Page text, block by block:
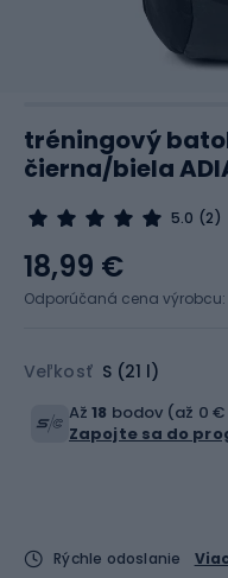
tréningový
čierna/biela
5.0 (2)
Veľkosť S (21 l)
18,99 €
Odporúčaná cena výrobcu:
Až18 bodov (až 0
Zapojte sa do
Rýchle odoslanie
Viac